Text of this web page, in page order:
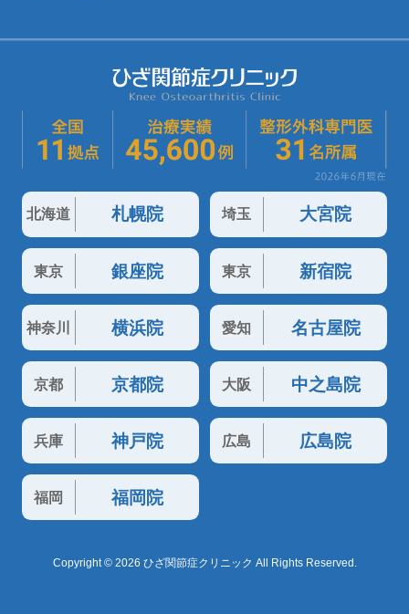
北海道 札幌院 埼玉 大宮院
東京 銀座院 東京 新宿院
神奈川 横浜院 愛知 名古屋院
京都 京都院 大阪 中之島院
兵庫 神戸院 広島 広島院
福岡 福岡院
Copyright © 2026 ひざ関節症クリニック All Rights Reserved.